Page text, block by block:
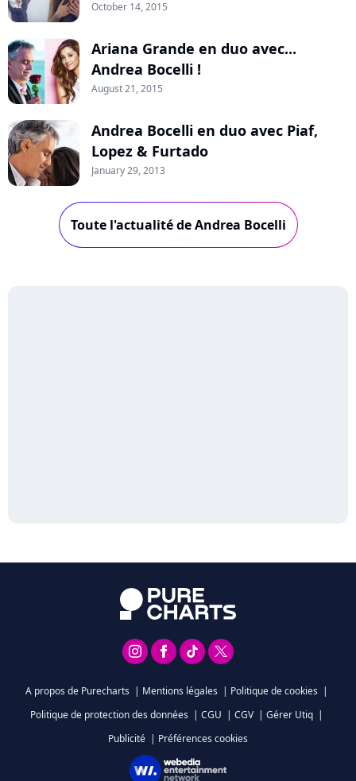
October 14, 2015
Ariana Grande en duo avec...
Andrea Bocelli !
August 21, 2015
Andrea Bocelli en duo avec Piaf,
Lopez & Furtado
January 29, 2013
Toute l'actualité de Andrea Bocelli
A propos de Purecharts | Mentions légales | Politique de cookies |
Politique de protection des données | CGU | CGV | Gérer Utiq |
Publicité | Préférences cookies